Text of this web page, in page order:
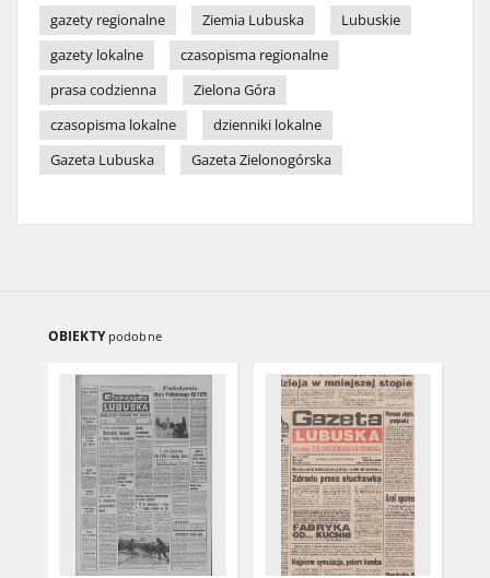
gazety regionalne
Ziemia Lubuska
Lubuskie
gazety lokalne
czasopisma regionalne
prasa codzienna
Zielona Góra
czasopisma lokalne
dzienniki lokalne
Gazeta Lubuska
Gazeta Zielonogórska
OBIEKTY podobne